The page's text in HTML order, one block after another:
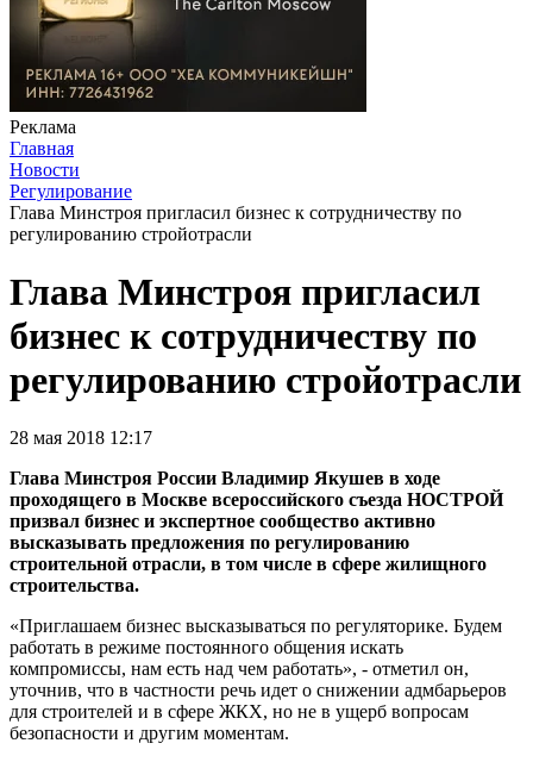
Реклама
Главная
Новости
Регулирование
Глава Минстроя пригласил бизнес к сотрудничеству по
регулированию стройотрасли
Глава Минстроя пригласил
бизнес к сотрудничеству по
регулированию стройотрасли
28 мая 2018 12:17
Глава Минстроя России Владимир Якушев в ходе
проходящего в Москве всероссийского съезда НОСТРОЙ
призвал бизнес и экспертное сообщество активно
высказывать предложения по регулированию
строительной отрасли, в том числе в сфере жилищного
строительства.
«Приглашаем бизнес высказываться по регуляторике. Будем
работать в режиме постоянного общения искать
компромиссы, нам есть над чем работать», - отметил он,
уточнив, что в частности речь идет о снижении адмбарьеров
для строителей и в сфере ЖКХ, но не в ущерб вопросам
безопасности и другим моментам.